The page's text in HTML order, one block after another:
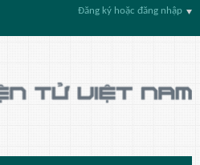
Đăng ký hoặc đăng nhập